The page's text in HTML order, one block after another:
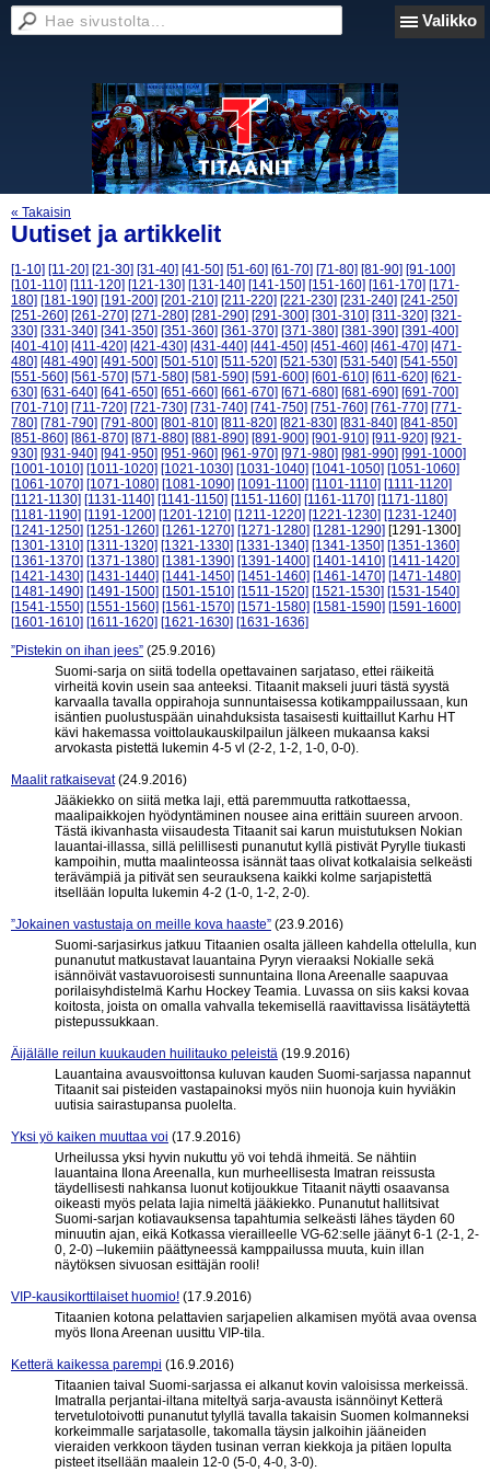
Valikko
« Takaisin
Uutiset ja artikkelit
[1-10] [11-20] [21-30] [31-40] [41-50] [51-60] [61-70] [71-80] [81-90] [91-100]
[101-110] [111-120] [121-130] [131-140] [141-150] [151-160] [161-170] [171-
180] [181-190] [191-200] [201-210] [211-220] [221-230] [231-240] [241-250]
[251-260] [261-270] [271-280] [281-290] [291-300] [301-310] [311-320] [321-
330] [331-340] [341-350] [351-360] [361-370] [371-380] [381-390] [391-400]
[401-410] [411-420] [421-430] [431-440] [441-450] [451-460] [461-470] [471-
480] [481-490] [491-500] [501-510] [511-520] [521-530] [531-540] [541-550]
[551-560] [561-570] [571-580] [581-590] [591-600] [601-610] [611-620] [621-
630] [631-640] [641-650] [651-660] [661-670] [671-680] [681-690] [691-700]
[701-710] [711-720] [721-730] [731-740] [741-750] [751-760] [761-770] [771-
780] [781-790] [791-800] [801-810] [811-820] [821-830] [831-840] [841-850]
[851-860] [861-870] [871-880] [881-890] [891-900] [901-910] [911-920] [921-
930] [931-940] [941-950] [951-960] [961-970] [971-980] [981-990] [991-1000]
[1001-1010] [1011-1020] [1021-1030] [1031-1040] [1041-1050] [1051-1060]
[1061-1070] [1071-1080] [1081-1090] [1091-1100] [1101-1110] [1111-1120]
[1121-1130] [1131-1140] [1141-1150] [1151-1160] [1161-1170] [1171-1180]
[1181-1190] [1191-1200] [1201-1210] [1211-1220] [1221-1230] [1231-1240]
[1241-1250] [1251-1260] [1261-1270] [1271-1280] [1281-1290] [1291-1300]
[1301-1310] [1311-1320] [1321-1330] [1331-1340] [1341-1350] [1351-1360]
[1361-1370] [1371-1380] [1381-1390] [1391-1400] [1401-1410] [1411-1420]
[1421-1430] [1431-1440] [1441-1450] [1451-1460] [1461-1470] [1471-1480]
[1481-1490] [1491-1500] [1501-1510] [1511-1520] [1521-1530] [1531-1540]
[1541-1550] [1551-1560] [1561-1570] [1571-1580] [1581-1590] [1591-1600]
[1601-1610] [1611-1620] [1621-1630] [1631-1636]
”Pistekin on ihan jees” (25.9.2016)
Suomi-sarja on siitä todella opettavainen sarjataso, ettei räikeitä
virheitä kovin usein saa anteeksi. Titaanit makseli juuri tästä syystä
karvaalla tavalla oppirahoja sunnuntaisessa kotikamppailussaan, kun
isäntien puolustuspään uinahduksista tasaisesti kuittaillut Karhu HT
kävi hakemassa voittolaukauskilpailun jälkeen mukaansa kaksi
arvokasta pistettä lukemin 4-5 vl (2-2, 1-2, 1-0, 0-0).
Maalit ratkaisevat (24.9.2016)
Jääkiekko on siitä metka laji, että paremmuutta ratkottaessa,
maalipaikkojen hyödyntäminen nousee aina erittäin suureen arvoon.
Tästä ikivanhasta viisaudesta Titaanit sai karun muistutuksen Nokian
lauantai-illassa, sillä pelillisesti punanutut kyllä pistivät Pyrylle tiukasti
kampoihin, mutta maalinteossa isännät taas olivat kotkalaisia selkeästi
terävämpiä ja pitivät sen seurauksena kaikki kolme sarjapistettä
itsellään lopulta lukemin 4-2 (1-0, 1-2, 2-0).
”Jokainen vastustaja on meille kova haaste” (23.9.2016)
Suomi-sarjasirkus jatkuu Titaanien osalta jälleen kahdella ottelulla, kun
punanutut matkustavat lauantaina Pyryn vieraaksi Nokialle sekä
isännöivät vastavuoroisesti sunnuntaina Ilona Areenalle saapuvaa
porilaisyhdistelmä Karhu Hockey Teamia. Luvassa on siis kaksi kovaa
koitosta, joista on omalla vahvalla tekemisellä raavittavissa lisätäytettä
pistepussukkaan.
Äijälälle reilun kuukauden huilitauko peleistä (19.9.2016)
Lauantaina avausvoittonsa kuluvan kauden Suomi-sarjassa napannut
Titaanit sai pisteiden vastapainoksi myös niin huonoja kuin hyviäkin
uutisia sairastupansa puolelta.
Yksi yö kaiken muuttaa voi (17.9.2016)
Urheilussa yksi hyvin nukuttu yö voi tehdä ihmeitä. Se nähtiin
lauantaina Ilona Areenalla, kun murheellisesta Imatran reissusta
täydellisesti nahkansa luonut kotijoukkue Titaanit näytti osaavansa
oikeasti myös pelata lajia nimeltä jääkiekko. Punanutut hallitsivat
Suomi-sarjan kotiavauksensa tapahtumia selkeästi lähes täyden 60
minuutin ajan, eikä Kotkassa vierailleelle VG-62:selle jäänyt 6-1 (2-1, 2-
0, 2-0) –lukemiin päättyneessä kamppailussa muuta, kuin illan
näytöksen sivuosan esittäjän rooli!
VIP-kausikorttilaiset huomio! (17.9.2016)
Titaanien kotona pelattavien sarjapelien alkamisen myötä avaa ovensa
myös Ilona Areenan uusittu VIP-tila.
Ketterä kaikessa parempi (16.9.2016)
Titaanien taival Suomi-sarjassa ei alkanut kovin valoisissa merkeissä.
Imatralla perjantai-iltana miteltyä sarja-avausta isännöinyt Ketterä
tervetulotoivotti punanutut tylyllä tavalla takaisin Suomen kolmanneksi
korkeimmalle sarjatasolle, takomalla täysin jalkoihin jääneiden
vieraiden verkkoon täyden tusinan verran kiekkoja ja pitäen lopulta
pisteet itsellään maalein 12-0 (5-0, 4-0, 3-0).